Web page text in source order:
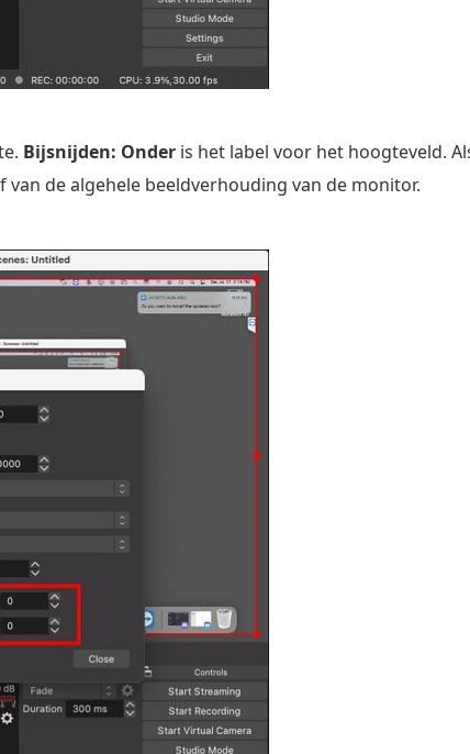
Bijsnijden: Onder is het label voor het hoogteveld.
de algehele beeldverhouding van de monitor.